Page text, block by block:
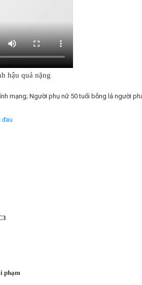
hậu quả nặng
mạng; Người phụ nữ 50 tuổi bỗng lả người
đau
phạm